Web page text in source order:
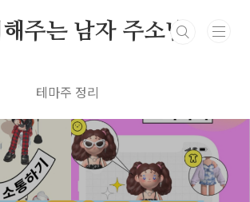
주는 남자 주소남
테마주 정리